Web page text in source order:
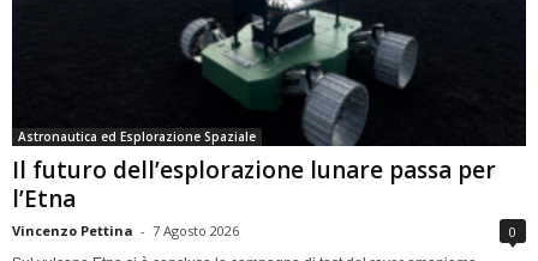
Astronautica ed Esplorazione Spaziale
Il futuro dell’esplorazione lunare passa per
l’Etna
Vincenzo Pettina - 7 Agosto 2026 0